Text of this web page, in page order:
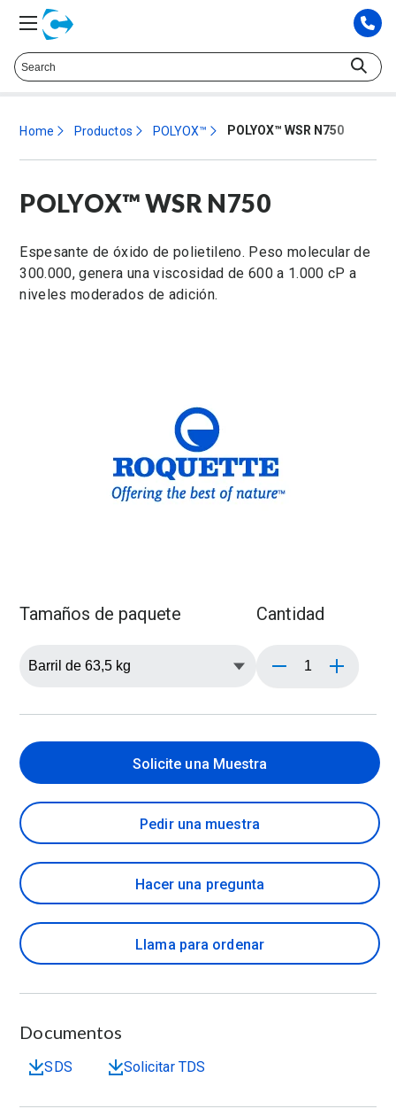
+52.55.6952.5030
Home Productos POLYOX™ POLYOX™ WSR N750
POLYOX™ WSR N750
Espesante de óxido de polietileno. Peso molecular de
300.000, genera una viscosidad de 600 a 1.000 cP a
niveles moderados de adición.
Tamaños de paquete Cantidad
Solicite una Muestra
Pedir una muestra
Hacer una pregunta
Llama para ordenar
Documentos
SDS Solicitar TDS